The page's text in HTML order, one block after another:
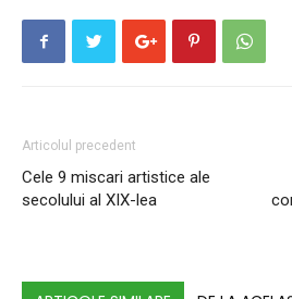
Articolul precedent
Cele 9 miscari artistice ale
secolului al XIX-lea